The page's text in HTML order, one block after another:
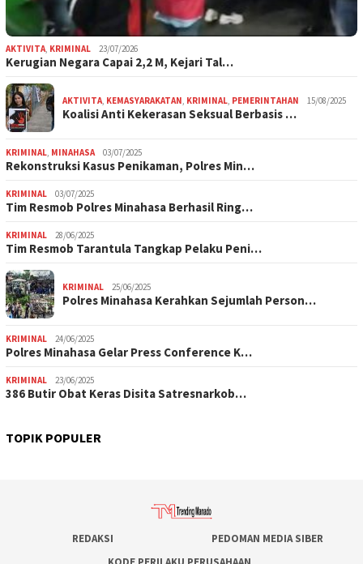
AKTIVITA, KRIMINAL 23/07/2026
Kerugian Negara Capai 2,2 M, Kejari Tal…
AKTIVITA, KEMASYARAKATAN, KRIMINAL, PEMERINTAHAN 15/08/2025
Koalisi Anti Kekerasan Seksual Berbasis …
KRIMINAL, MINAHASA 03/07/2025
Rekonstruksi Kasus Penikaman, Polres Min…
KRIMINAL 03/07/2025
Tim Resmob Polres Minahasa Berhasil Ring…
KRIMINAL 28/06/2025
Tim Resmob Tarantula Tangkap Pelaku Peni…
KRIMINAL 25/06/2025
Polres Minahasa Kerahkan Sejumlah Person…
KRIMINAL 24/06/2025
Polres Minahasa Gelar Press Conference K…
KRIMINAL 23/06/2025
386 Butir Obat Keras Disita Satresnarkob…
TOPIK POPULER
REDAKSI
PEDOMAN MEDIA SIBER